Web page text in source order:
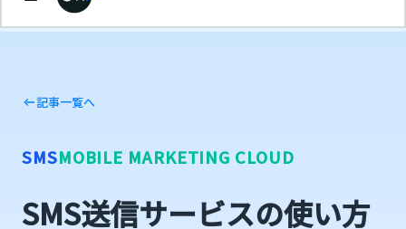
記事一覧へ
SMSMOBILE MARKETING CLOUD
SMS送信サービスの使い方